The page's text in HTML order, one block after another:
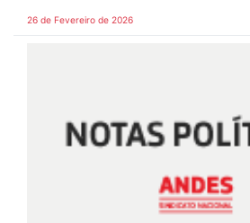
26 de Fevereiro de 2026